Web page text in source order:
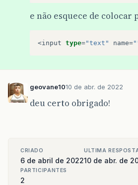
e não esquece de
<input type="text" name=
geovane1010 de abr. de 2022
deu certo obrigado!
CRIADO
6 de abril de 2022
ULTIMA
10 de abr. de
PARTICIPANTES
2